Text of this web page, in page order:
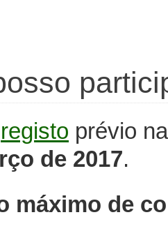
registo prévio
de 2017.
máximo de